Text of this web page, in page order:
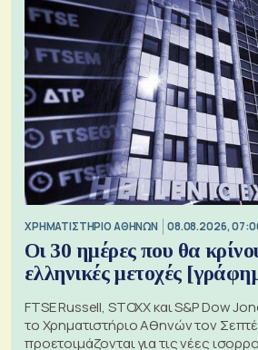
XΡΗΜΑΤΙΣΤΗΡΙΟ ΑΘΗΝΩΝ 08.08.2026,
Οι 30 ημέρες που θα
ελληνικές μετοχές
FTSE Russell, STOXX και S&P Dow
το Χρηματιστήριο Αθηνών τον
προετοιμάζονται για τις νέες